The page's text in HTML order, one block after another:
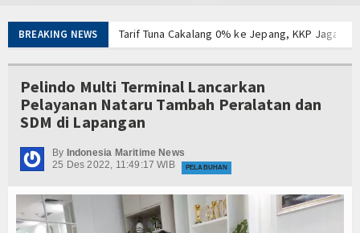
Berita
BUMN
Editorial
Ekspose
BREAKING NEWS
Tarif Tuna Cakalang 0% ke Jepang, KKP Jaga
Indonesia-Tailan Perkuat Kemitraan Strategis,
Lomba Agustusan Keluarga Besar Kolinlamil,
Lancarkan Logistik dan Transparansi, IPC TPK
Kapal Terbakar di Belawan, Patkamla Rubiah
Tingkatkan Perlindungan Pekerja, Menaker:
Tarif Tuna Cakalang 0% ke Jepang, KKP Jaga
Aksi Kolaborasi Lindungi Mangrove dan
Pelindo Multi Terminal Lancarkan
Pelayanan Nataru Tambah Peralatan dan
SDM di Lapangan
By Indonesia Maritime News
25 Des 2022, 11:49:17 WIB
PELABUHAN